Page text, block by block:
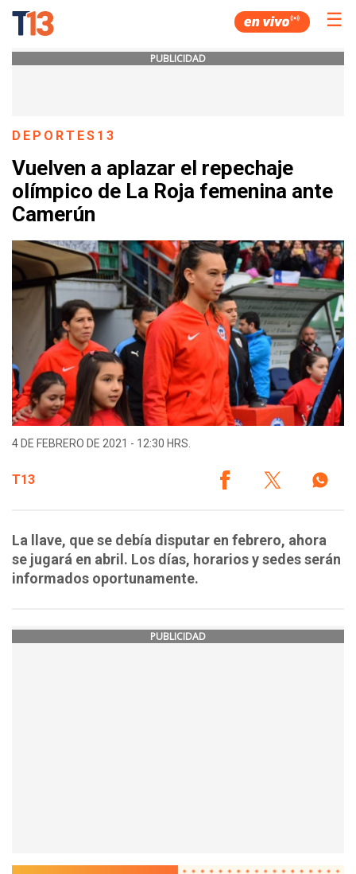
☰
PUBLICIDAD
DEPORTES13
Vuelven a aplazar el repechaje
olímpico de La Roja femenina ante
Camerún
4 DE FEBRERO DE 2021 - 12:30 HRS.
T13
La llave, que se debía disputar en febrero, ahora
se jugará en abril. Los días, horarios y sedes serán
informados oportunamente.
PUBLICIDAD